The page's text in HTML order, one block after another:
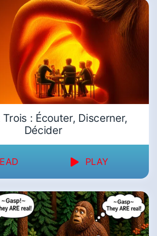
: Écouter, Discerner,
Décider
PLAY